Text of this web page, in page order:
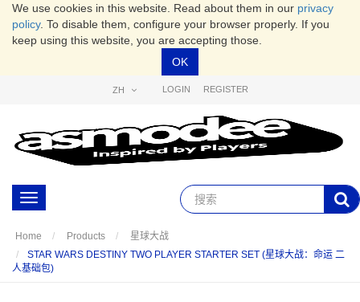
We use cookies in this website. Read about them in our privacy
policy. To disable them, configure your browser properly. If you
keep using this website, you are accepting those.
OK
ZH LOGIN REGISTER
Toggle
navigation
Home Products
星球大战
STAR WARS DESTINY TWO PLAYER STARTER SET (星球大战：命运 二
人基础包)